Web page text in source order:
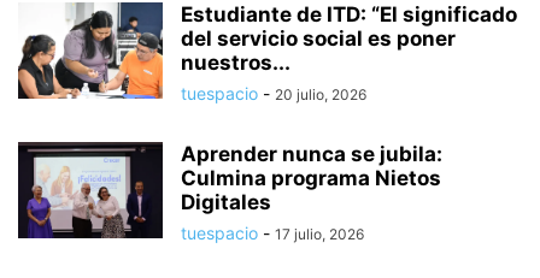
Estudiante de ITD: “El significado
del servicio social es poner
nuestros...
tuespacio - 20 julio, 2026
Aprender nunca se jubila:
Culmina programa Nietos
Digitales
tuespacio - 17 julio, 2026